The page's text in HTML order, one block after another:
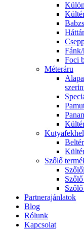
Foci
Méteráru
Szőlő
Partnerajánlatok
Blog
Rólunk
Kapcsolat